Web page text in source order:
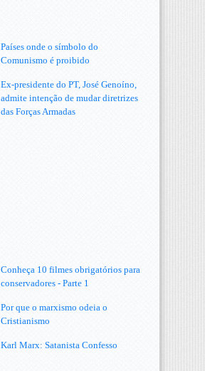
Países onde o símbolo do
Comunismo é proibido
Ex-presidente do PT, José Genoíno,
admite intenção de mudar diretrizes
das Forças Armadas
Conheça 10 filmes obrigatórios para
conservadores - Parte 1
Por que o marxismo odeia o
Cristianismo
Karl Marx: Satanista Confesso